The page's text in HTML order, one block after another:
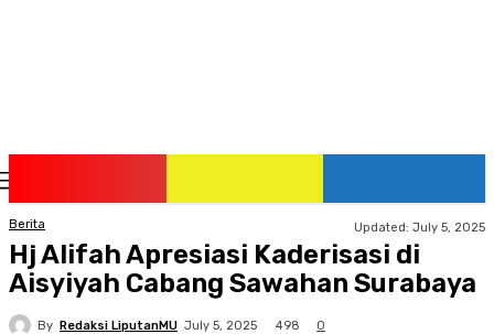
Berita Updated: July 5, 2025
Hj Alifah Apresiasi Kaderisasi di
Aisyiyah Cabang Sawahan Surabaya
By Redaksi LiputanMU July 5, 2025 498 0